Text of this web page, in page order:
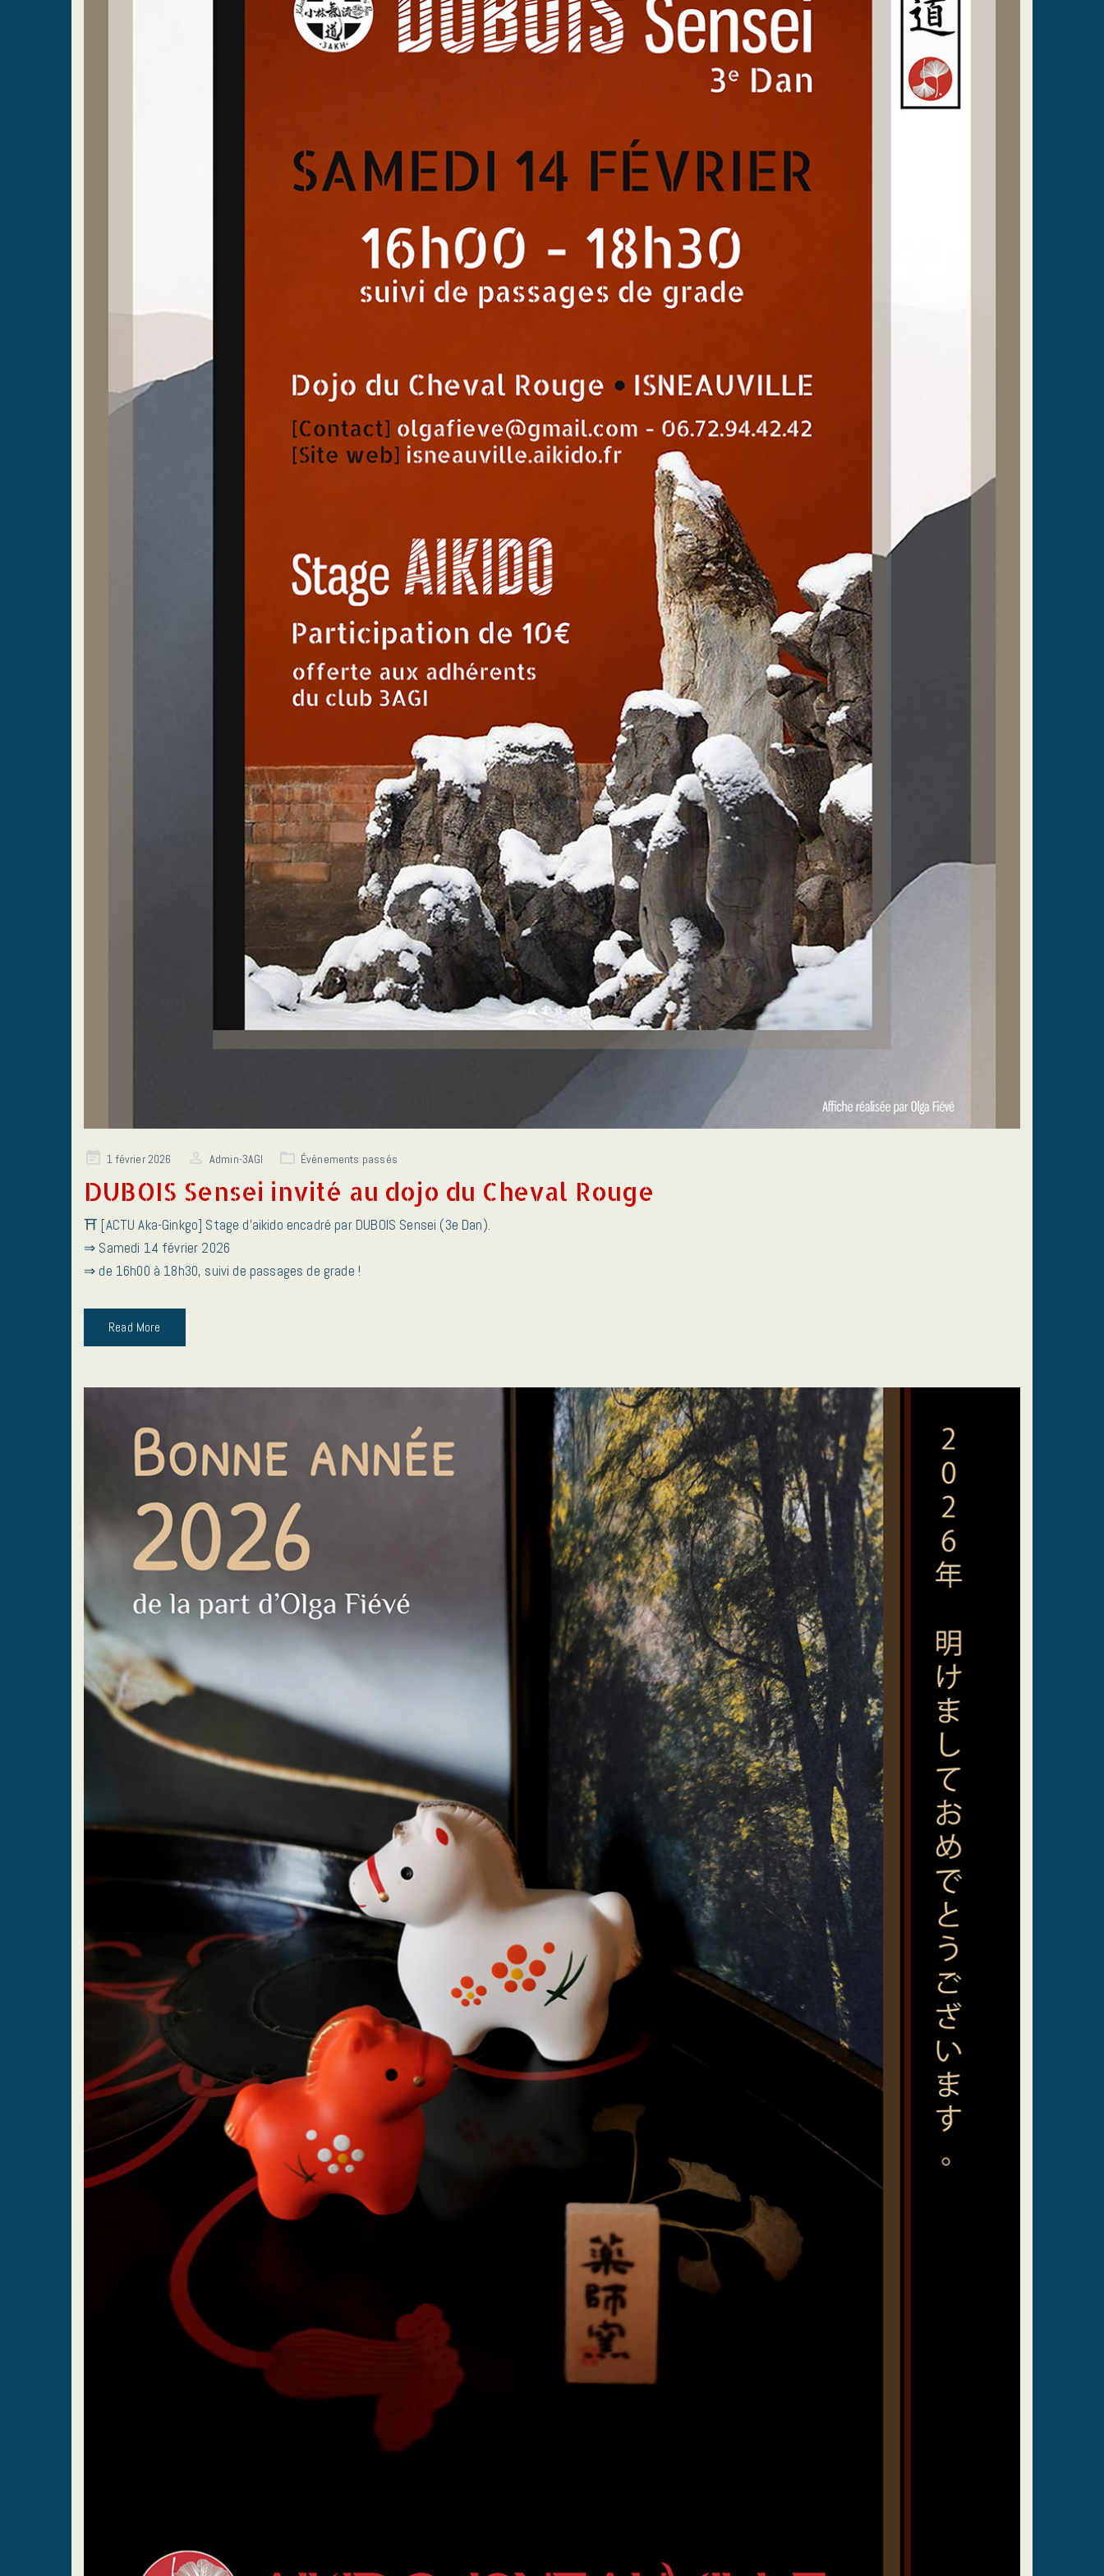
Posted1 février 2026 Admin-3AGI Événements passés
DUBOIS Sensei invité au dojo du Cheval Rouge
⛩️ [ACTU Aka-Ginkgo] Stage d’aikido encadré par DUBOIS Sensei (3e Dan).
⇒ Samedi 14 février 2026
⇒ de 16h00 à 18h30, suivi de passages de grade !
Read More